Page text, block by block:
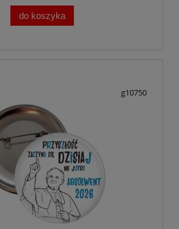
do koszyka
g10750